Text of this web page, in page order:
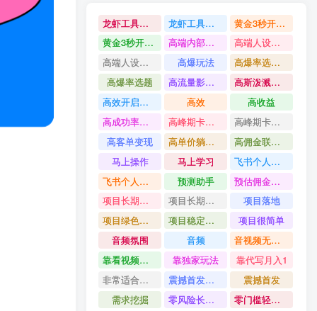
龙虾工具完整部署教学图文视频理财多赛道AI变现 龙虾工具完整部署教学
黄金3秒开头与标题海报玩法六大运营硬核技能高效变现
黄金3秒开头与标题海报玩法
高端内部魔灵召唤挂G打金
高端人设搭建积累客户信任图文剪辑谈单转化实操教学
高端人设搭建积累客户信任
高爆玩法
高爆率选题方法
高爆率选题
高流量影视片
高斯泼溅与游戏化交互课程
高效开启跨境賺钱新通道
高效
高收益
高成功率爆款全流程打法
高峰期卡顿利润被抽干私域直播核心痛点解析
高峰期卡顿利润被抽干
高客单变现
高单价躺賺玩法
高佣金联盟课
马上操作
马上学习
飞书个人版100G注册教程无需额外扩容
飞书个人版100G注册教程
预测助手
预估佣金有2200
项目长期稳定宝妈上班族既能兼职增收
项目长期稳定
项目落地
项目绿色长久
项目稳定落地两年以上
项目很简单
音频氛围
音频
音视频无损切割剪辑神器
靠看视频就能在YouTube上賺到钱
靠独家玩法
靠代写月入1
非常适合小白快速上手
震撼首发小白利用电脑做游戏搬砖
震撼首发
需求挖掘
零风险长期做
零门槛轻资产创业